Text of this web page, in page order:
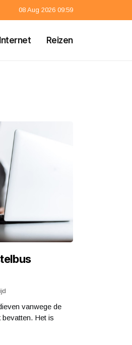
08 Aug 2026 09:59
Internet Reizen
vanwege de
Het is